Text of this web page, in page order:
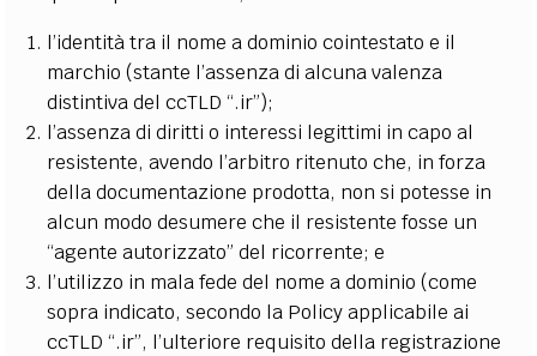
l’identità tra il nome a dominio cointestato e il
marchio (stante l’assenza di alcuna valenza
distintiva del ccTLD “.ir”);
l’assenza di diritti o interessi legittimi in capo al
resistente, avendo l’arbitro ritenuto che, in forza
della documentazione prodotta, non si potesse in
alcun modo desumere che il resistente fosse un
“agente autorizzato” del ricorrente; e
l’utilizzo in mala fede del nome a dominio (come
sopra indicato, secondo la Policy applicabile ai
ccTLD “.ir”, l’ulteriore requisito della registrazione